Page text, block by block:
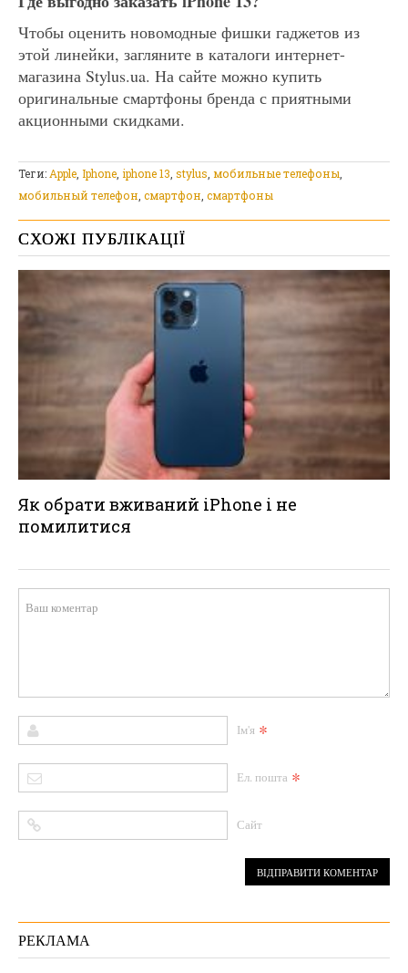
Чтобы оценить новомодные фишки гаджетов из
этой линейки, загляните в каталоги интернет-
магазина Stylus.ua. На сайте можно купить
оригинальные смартфоны бренда с приятными
акционными скидками.
Теги: Apple Iphone iphone 13 stylus мобильные телефоны
мобильный телефон смартфон смартфоны
СХОЖІ ПУБЛІКАЦІЇ
Як обрати вживаний iPhone і не
помилитися
Ім'я *
Ел. пошта *
Сайт
РЕКЛАМА